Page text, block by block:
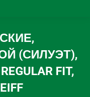
(СИЛУЭТ),
FIT,